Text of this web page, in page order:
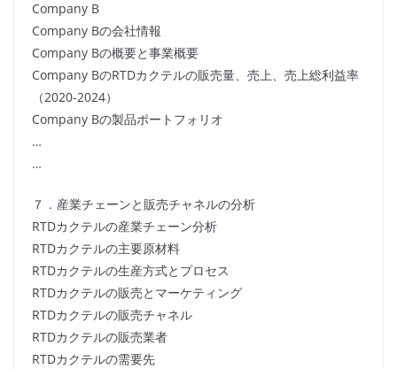
Company B
Company Bの会社情報
Company Bの概要と事業概要
Company BのRTDカクテルの販売量、売上、売上総利益率
（2020-2024）
Company Bの製品ポートフォリオ
…
…
７．産業チェーンと販売チャネルの分析
RTDカクテルの産業チェーン分析
RTDカクテルの主要原材料
RTDカクテルの生産方式とプロセス
RTDカクテルの販売とマーケティング
RTDカクテルの販売チャネル
RTDカクテルの販売業者
RTDカクテルの需要先